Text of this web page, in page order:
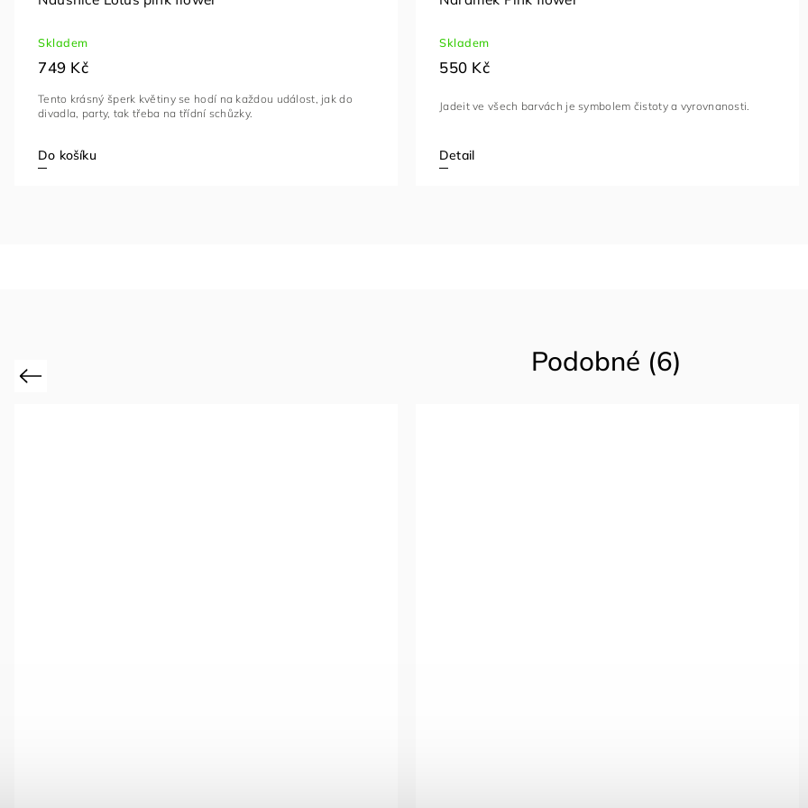
Skladem
749 Kč
Do košíku
Tento krásný šperk květiny se hodí na každou událost, jak do
divadla, party, tak třeba na třídní schůzky.
Skladem
550 Kč
Detail
Jadeit ve všech barvách je symbolem čistoty a vyrovnanosti.
Podobné (6)
Previous